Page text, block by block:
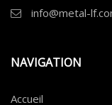
info@metal-
NAVIGATION
Accueil